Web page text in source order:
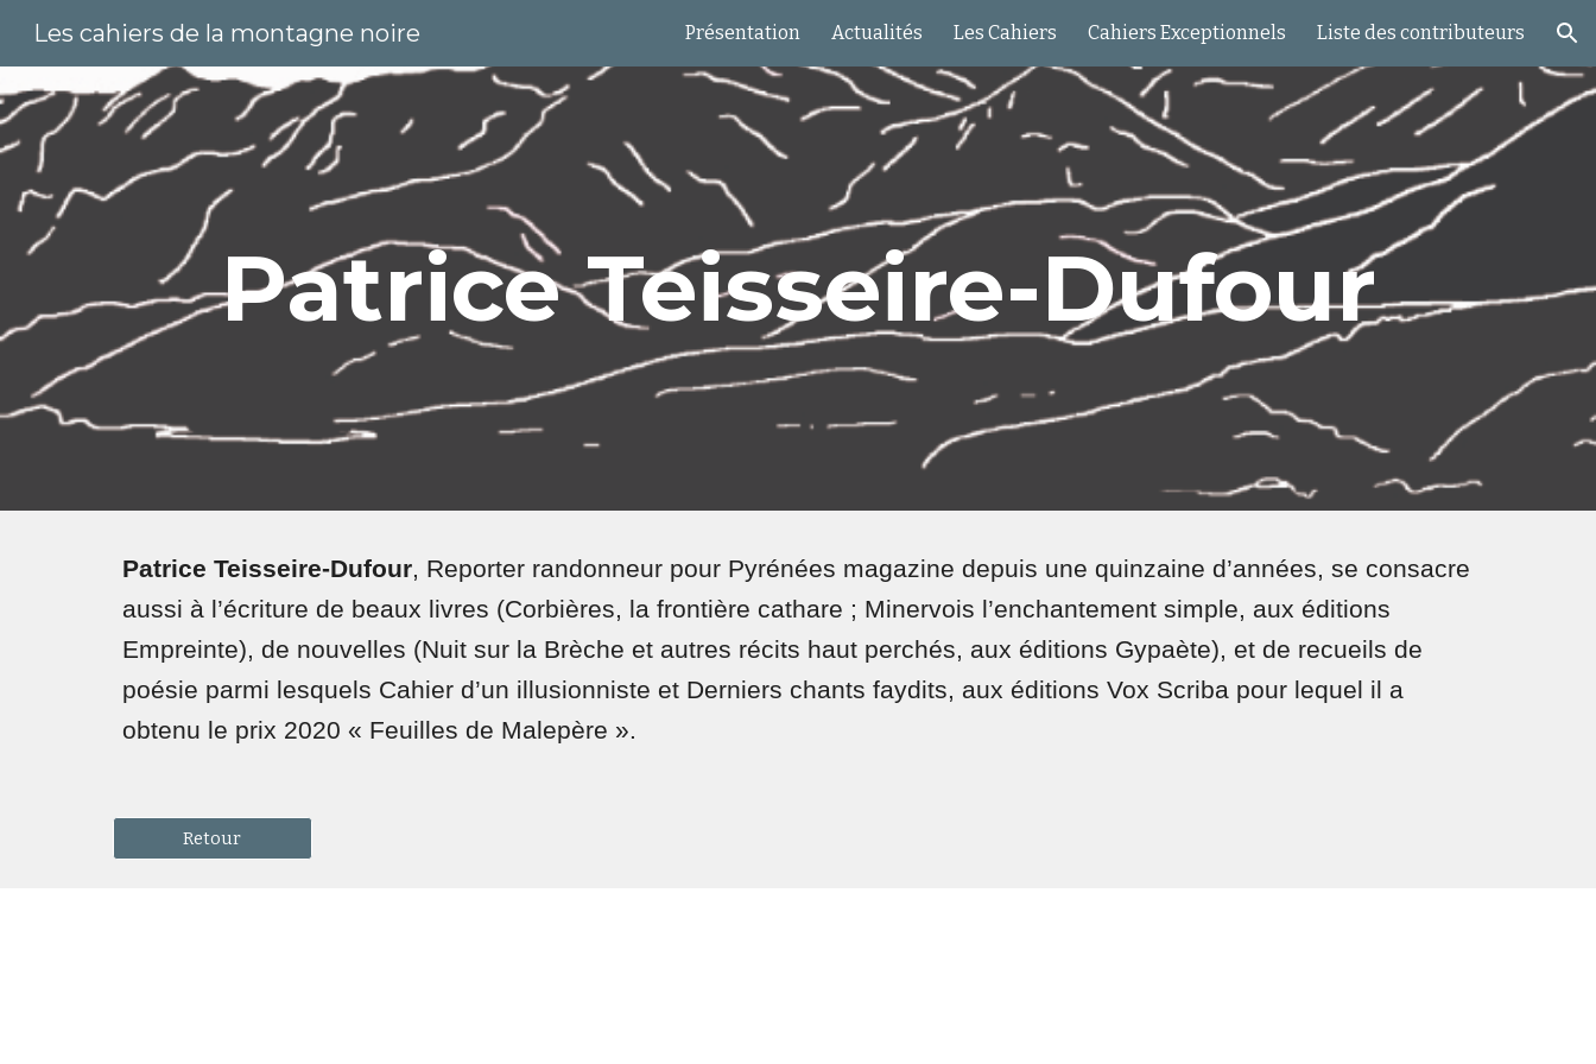
Skip to navigation
Les cahiers de la montagne noire Présentation Actualités Les Cahiers Cahiers Exceptionnels Liste des contributeurs
Patrice Teisseire-Dufour
Patrice Teisseire-Dufour, Reporter randonneur pour Pyrénées magazine depuis une quinzaine d’années, se consacre
aussi à l’écriture de beaux livres (Corbières, la frontière cathare ; Minervois l’enchantement simple, aux éditions
Empreinte), de nouvelles (Nuit sur la Brèche et autres récits haut perchés, aux éditions Gypaète), et de recueils de
poésie parmi lesquels Cahier d’un illusionniste et Derniers chants faydits, aux éditions Vox Scriba pour lequel il a
obtenu le prix 2020 « Feuilles de Malepère ».
Retour